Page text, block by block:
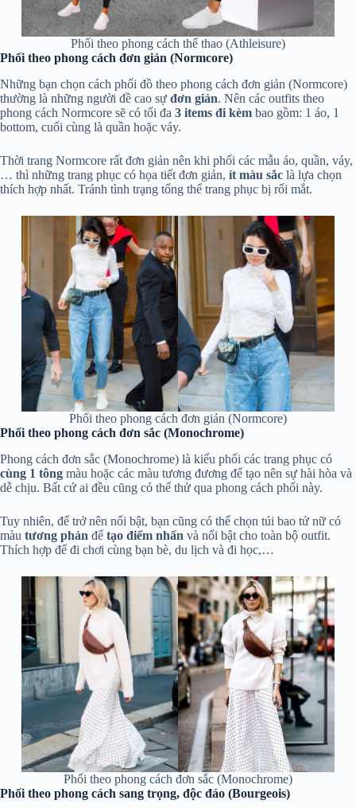
Phối theo phong cách thể thao (Athleisure)
Phối theo phong cách đơn giản (Normcore)
Những bạn chọn cách phối đồ theo phong cách đơn giản (Normcore)
thường là những người đề cao sự đơn giản. Nên các outfits theo
phong cách Normcore sẽ có tối đa 3 items đi kèm bao gồm: 1 áo, 1
bottom, cuối cùng là quần hoặc váy.
Thời trang Normcore rất đơn giản nên khi phối các mẫu áo, quần, váy,
… thì những trang phục có họa tiết đơn giản, ít màu sắc là lựa chọn
thích hợp nhất. Tránh tình trạng tổng thể trang phục bị rối mắt.
Phối theo phong cách đơn giản (Normcore)
Phối theo phong cách đơn sắc (Monochrome)
Phong cách đơn sắc (Monochrome) là kiểu phối các trang phục có
cùng 1 tông màu hoặc các màu tương đương để tạo nên sự hài hòa và
dễ chịu. Bất cứ ai đều cũng có thể thử qua phong cách phối này.
Tuy nhiên, để trở nên nổi bật, bạn cũng có thể chọn túi bao tử nữ có
màu tương phản để tạo điểm nhấn và nổi bật cho toàn bộ outfit.
Thích hợp để đi chơi cùng bạn bè, du lịch và đi học,…
Phối theo phong cách đơn sắc (Monochrome)
Phối theo phong cách sang trọng, độc đáo (Bourgeois)